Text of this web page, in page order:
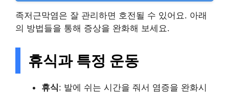
족저근막염은 잘 관리하면 호전될 수 있어요. 아래
의 방법들을 통해 증상을 완화해 보세요.
휴식과 특정 운동
휴식: 발에 쉬는 시간을 줘서 염증을 완화시